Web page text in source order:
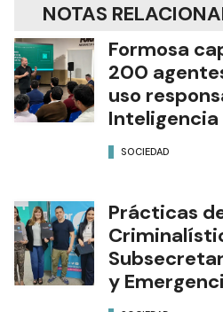
NOTAS
Formosa
200
uso
SOCIEDAD
Prácticas
y